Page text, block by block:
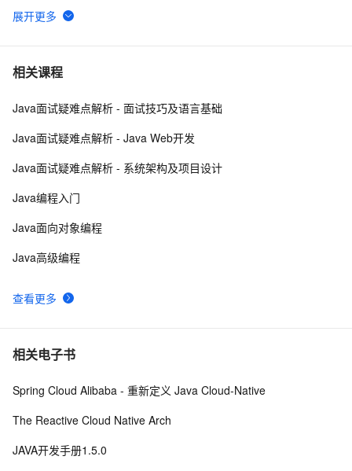
6 WebKit  上的JS直接使用Java Bean
7 Java 图书管理系统详解
8 JAVA多线程实现的两种方式
10java 中的多线程   内部类实现 数据共享 和 Runnable实
相关课程
查看更多
Java面试疑难点解析 - 面试技巧及语言基础
Java面试疑难点解析 - Java Web开发
Java面试疑难点解析 - 系统架构及项目设计
Java编程入门
Java面向对象编程
Java高级编程
相关电子书
Spring Cloud Alibaba - 重新定义 Java Cloud-Native
The Reactive Cloud Native Arch
JAVA开发手册1.5.0